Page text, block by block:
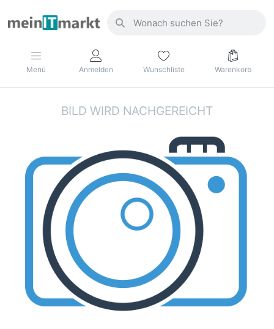
Menü Anmelden Wunschliste Warenkorb